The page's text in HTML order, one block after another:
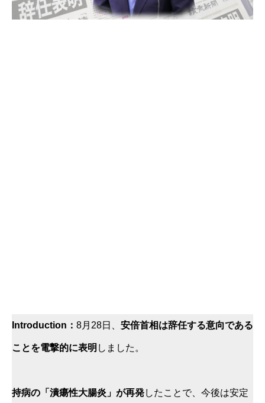
Introduction： 8月28日、 安倍首相は辞任する意向である
ことを電撃的に表明 しました。
持病の「潰瘍性大腸炎」が再発したことで、今後は安定